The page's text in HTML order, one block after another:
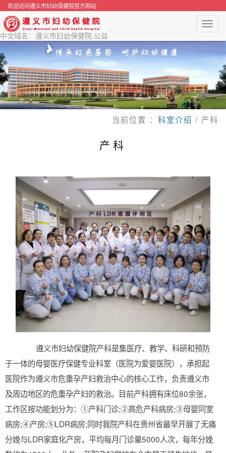
欢迎访问遵义市妇幼保健院官方网站
中文域名：遵义市妇幼保健院.公益
当前位置 ： 科室介绍 / 产科
产科
遵义市妇幼保健院产科是集医疗、教学、科研和预防
于一体的母婴医疗保健专业科室（医院为爱婴医院），承担起
医院作为遵义市危重孕产妇救治中心的核心工作，负责遵义市
及周边地区的危重孕产妇的救治。目前产科拥有床位80余张，
工作区按功能划分为：①产科门诊;②高危产科病房;③母婴同室
病房;④产房;⑤LDR病房;同时我院产科在贵州省最早开展了无痛
分娩与LDR家庭化产房，平均每月门诊量5000人次，每年分娩